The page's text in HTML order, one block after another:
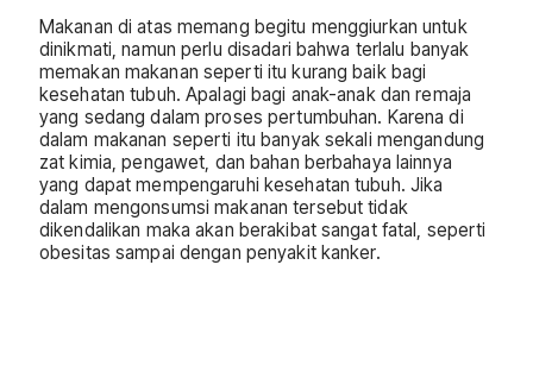
Makanan di atas memang begitu menggiurkan untuk
dinikmati, namun perlu disadari bahwa terlalu banyak
memakan makanan seperti itu kurang baik bagi
kesehatan tubuh. Apalagi bagi anak-anak dan remaja
yang sedang dalam proses pertumbuhan. Karena di
dalam makanan seperti itu banyak sekali mengandung
zat kimia, pengawet, dan bahan berbahaya lainnya
yang dapat mempengaruhi kesehatan tubuh. Jika
dalam mengonsumsi makanan tersebut tidak
dikendalikan maka akan berakibat sangat fatal, seperti
obesitas sampai dengan penyakit kanker.